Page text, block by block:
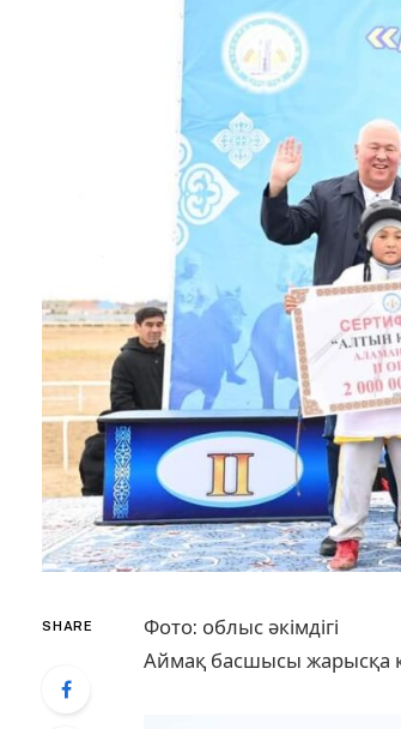
SHARE
Фото: облыс әкімдігі
Аймақ басшысы жарысқа